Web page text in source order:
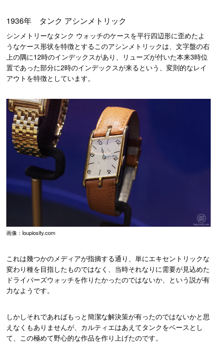
1936年 タンク アシンメトリック
シンメトリーなタンク ウォッチのケースを平行四辺形に歪めたよ
うなケース形状を特徴とするこのアシンメトリックは、文字盤の右
上の隅に12時のインデックスがあり、リューズが付いた本来3時位
置であった部分に2時のインデックスが来るという、変則的なレイ
アウトを特徴としています。
画像：loupiosity.com
これは幾つかのメディアが指摘する通り、単にエキセントリックな
変わり種を目指したものではなく、当時それなりに需要が見込めた
ドライバーズウォッチを作りたかったのではないか、という説が有
力なようです。
しかしそれであればもっと簡潔な解決策が有ったのではないかと思
えなくもありませんが、カルティエはあえてタンクをベースとし
て、この極めて野心的な作品を作り上げたのです。